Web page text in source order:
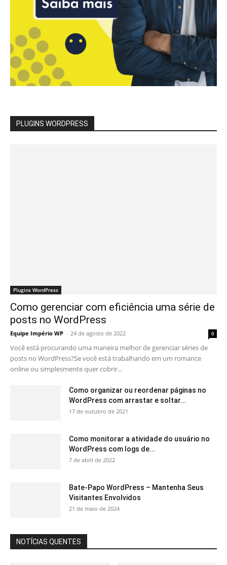
PLUGINS WORDPRESS
Plugins WordPress
Como gerenciar com eficiência uma série de
posts no WordPress
Equipe Império WP - 24 de agosto de 2022 0
Você está procurando uma maneira melhor de gerenciar séries de
posts no WordPress?Se você está trabalhando em um romance
online ou simplesmente quer cobrir...
Como organizar ou reordenar páginas no
WordPress com arrastar e soltar...
17 de outubro de 2021
Como monitorar a atividade do usuário no
WordPress com logs de...
7 de abril de 2022
Bate-Papo WordPress – Mantenha Seus
Visitantes Envolvidos
21 de maio de 2024
NOTÍCIAS QUENTES